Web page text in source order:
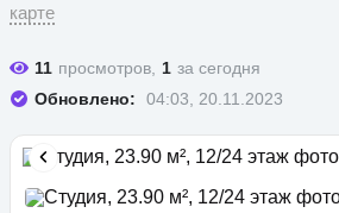
карте
11 просмотров, 1 за сегодня
Обновлено:
04:03, 20.11.2023